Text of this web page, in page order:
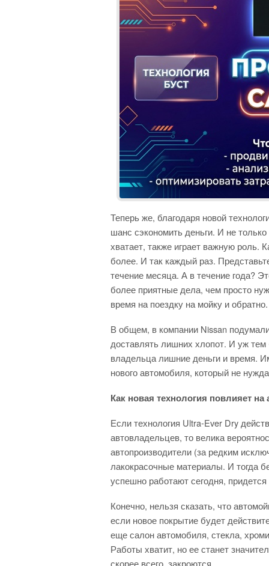
Теперь же, благодаря новой
шанс сэкономить деньги. И не
хватает, также играет важную роль.
более. И так каждый раз.
течение месяца. А в течение года?
более приятные дела, чем просто
время на поездку на мойку и
В общем, в компании Nissan
доставлять лишних хлопот. И уж тем
владельца лишние деньги и время.
нового автомобиля, который не
Как новая технология повлияет
Если технология Ultra-Ever Dry
автовладельцев, то велика
автопроизводители (за редким
лакокрасочные материалы. И тогда
успешно работают сегодня, придется
Конечно, нельзя сказать, что
если новое покрытие будет
еще салон автомобиля, стекла,
Работы хватит, но ее станет
скорее всего, закроются.